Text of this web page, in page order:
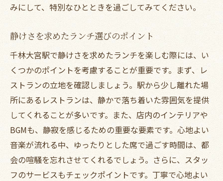
みにして、特別なひとときを過ごしてみてください。
静けさを求めたランチ選びのポイント
千林大宮駅で静けさを求めたランチを楽しむ際には、い
くつかのポイントを考慮することが重要です。まず、レ
ストランの立地を確認しましょう。駅から少し離れた場
所にあるレストランは、静かで落ち着いた雰囲気を提供
してくれることが多いです。また、店内のインテリアや
BGMも、静寂を感じるための重要な要素です。心地よい
音楽が流れる中、ゆったりとした席で過ごす時間は、都
会の喧騒を忘れさせてくれるでしょう。さらに、スタッ
フのサービスもチェックポイントです。丁寧で心地よい